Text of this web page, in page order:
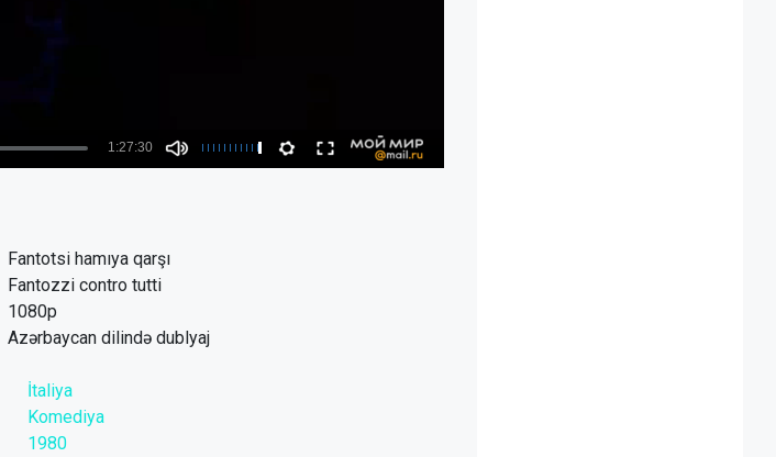
Fantotsi hamıya qarşı
Fantozzi contro tutti
1080p
Azərbaycan dilində dublyaj
İtaliya
Komediya
1980